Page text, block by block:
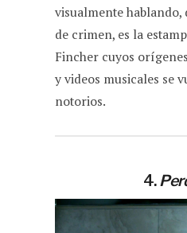
visualmente hablando,
de crimen, es la
Fincher cuyos
y videos musicales se
notorios.
4.